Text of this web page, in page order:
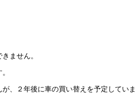
ません。
、２年後に車の買い替えを予定してい